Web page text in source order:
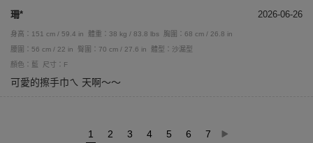
珊* 2026-06-26
身高：151 cm / 59.4 in 體重：38 kg / 83.8 lbs
胸圍：68 cm / 26.8 in
腰圍：56 cm / 22 in
臀圍：70 cm / 27.6 in
體型：沙漏型
顏色：藍
尺寸：F
可愛的擦手巾ㄟ 天啊～～
1 2 3 4 5 6 7